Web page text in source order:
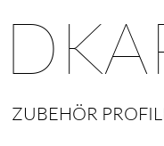
ZUBEHÖR